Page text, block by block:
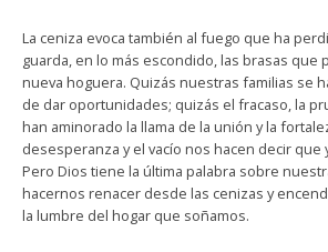
La ceniza evoca también al fuego que ha
guarda, en lo más escondido, las brasas
nueva hoguera. Quizás nuestras familias se
de dar oportunidades; quizás el fracaso, la
han aminorado la llama de la unión y la
desesperanza y el vacío nos hacen decir que
Pero Dios tiene la última palabra sobre
hacernos renacer desde las cenizas y
la lumbre del hogar que soñamos.